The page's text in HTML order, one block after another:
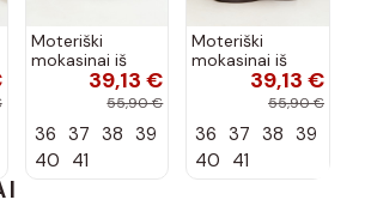
Moteriški
mokasinai iš
dirbtinės
zomšos, molio
39,13 €
55,90 €
36 37 38 39
40 41
Moteriški
mokasinai iš
dirbtinės
zomšos, smėlio
39,13 €
55,90 €
36 37 38 39
40 41